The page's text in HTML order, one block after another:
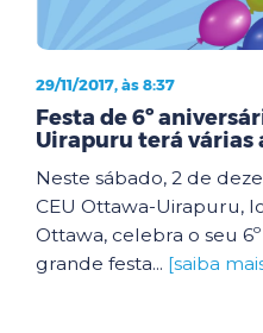
29/11/2017, às 8:37
Festa de 6º
Uirapuru terá várias
Neste sábado, 2 de
CEU Ottawa-Uirapuru,
Ottawa, celebra o seu
grande festa... [saiba